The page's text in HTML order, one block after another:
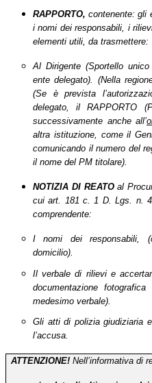
RAPPORTO,contenente: gli
i nomi dei responsabili, i
elementi utili, da trasmettere:
Al Dirigente (Sportello
ente delegato). (Nella
(Se è prevista
delegato, il RAPPORTO
successivamente anche all’
altra istituzione, come il
comunicando il numero del
il nome del PM titolare).
NOTIZIA DI REATOal
cui art. 181 c. 1 D. Lgs. n.
comprendente:
I nomi dei responsabili,
domicilio).
Il verbale di rilievi e
documentazione
medesimo verbale).
Gli atti di polizia giudiziaria
l’accusa.
ATTENZIONE!Nell’informativa di